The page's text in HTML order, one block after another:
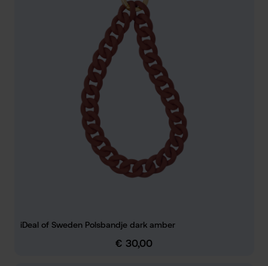
iDeal of Sweden Polsbandje dark amber
Normale prijs:
€ 30,00